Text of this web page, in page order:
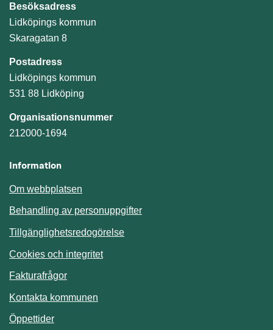
Besöksadress
Lidköpings kommun
Skaragatan 8
Postadress
Lidköpings kommun
531 88 Lidköping
Organisationsnummer
212000-1694
Information
Om webbplatsen
Behandling av personuppgifter
Tillgänglighetsredogörelse
Cookies och integritet
Fakturafrågor
Kontakta kommunen
Öppettider